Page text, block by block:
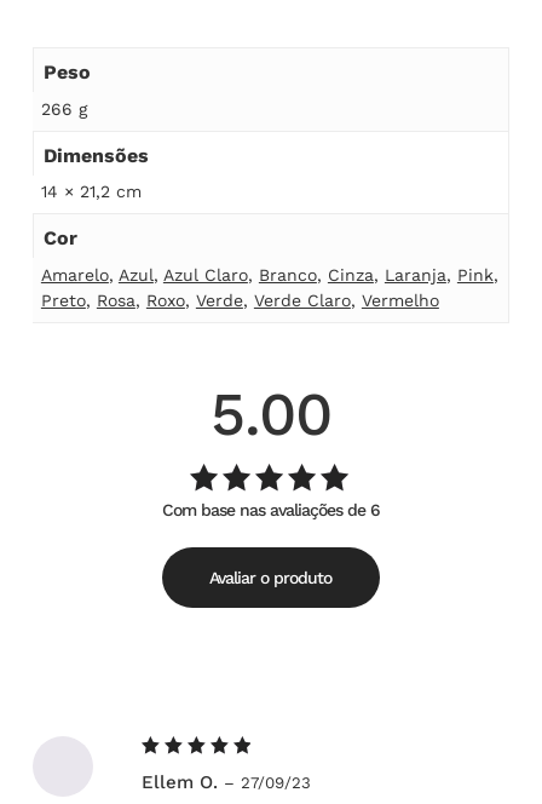
Peso
266 g
Dimensões
14 × 21,2 cm
Cor
Amarelo, Azul, Azul Claro, Branco, Cinza, Laranja, Pink,
Preto, Rosa, Roxo, Verde, Verde Claro, Vermelho
5.00
Avaliação
5.00de
5
Com base nas avaliações de 6
Avaliar o produto
5de 5
Ellem O. – 27/09/23